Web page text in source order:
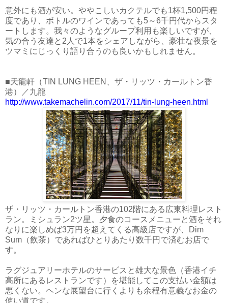
意外にも酒が安い。ややこしいカクテルでも1杯1,500円程
度であり、ボトルのワインであっても5～6千円代からスタ
ートします。我々のようなグループ利用も楽しいですが、
気の合う友達と2人で1本をシェアしながら、豪壮な夜景を
ツマミにじっくり語り合うのも良いかもしれません。
■天龍軒（TIN LUNG HEEN、ザ・リッツ・カールトン香
港）／九龍
http://www.takemachelin.com/2017/11/tin-lung-heen.html
ザ・リッツ・カールトン香港の102階にある広東料理レスト
ラン。ミシュラン2ツ星。夕食のコースメニューと酒をそれ
なりに楽しめば3万円を超えてくる高級店ですが、Dim
Sum（飲茶）であればひとりあたり数千円で済むお店で
す。
ラグジュアリーホテルのサービスと雄大な景色（香港イチ
高所にあるレストランです）を堪能してこの支払い金額は
悪くない。ヘンな展望台に行くよりも余程有意義なお金の
使い道です。